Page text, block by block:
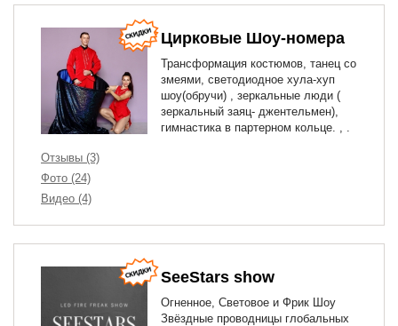
Отзывы (3)
Фото (24)
Видео (4)
Цирковые Шоу-номера
Трансформация костюмов, танец со
змеями, светодиодное хула-хуп
шоу(обручи) , зеркальные люди (
зеркальный заяц- джентельмен),
гимнастика в партерном кольце. , .
SeeStars show
Огненное, Световое и Фрик Шоу
Звёздные проводницы глобальных